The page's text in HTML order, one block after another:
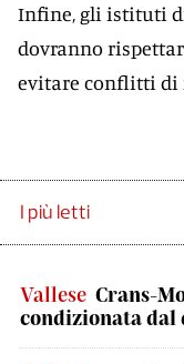
Infine, gli istituti
dovranno
evitare conflitti di
I più letti
Vallese Crans-
condizionata